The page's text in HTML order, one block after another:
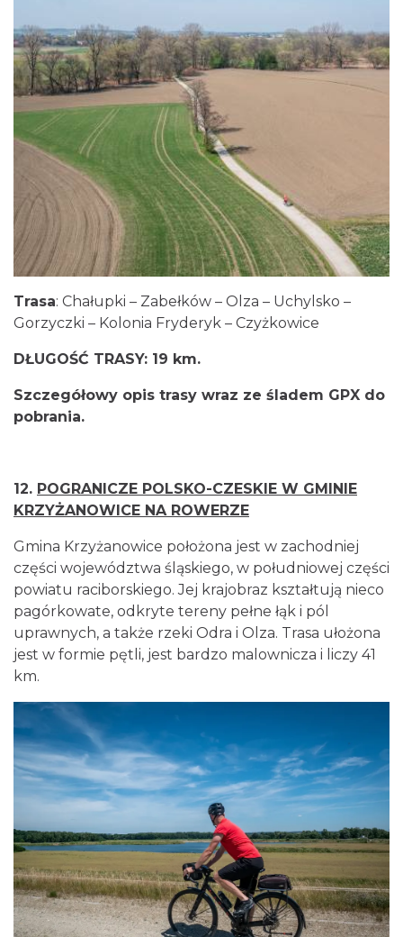
Trasa: Chałupki – Zabełków – Olza – Uchylsko –
Gorzyczki – Kolonia Fryderyk – Czyżkowice
DŁUGOŚĆ TRASY: 19 km.
Szczegółowy opis trasy wraz ze śladem GPX do
pobrania.
12. POGRANICZE POLSKO-CZESKIE W GMINIE
KRZYŻANOWICE NA ROWERZE
Gmina Krzyżanowice położona jest w zachodniej
części województwa śląskiego, w południowej części
powiatu raciborskiego. Jej krajobraz kształtują nieco
pagórkowate, odkryte tereny pełne łąk i pól
uprawnych, a także rzeki Odra i Olza. Trasa ułożona
jest w formie pętli, jest bardzo malownicza i liczy 41
km.